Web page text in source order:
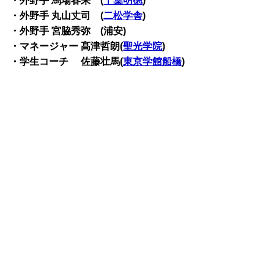
・外野手 丸山丈司 (二松学舎)
・外野手 宮脇秀弥 (浦安)
・マネージャー 髙津哲朗(聖光学院)
・学生コーチ 佐藤壮馬(東京学館船橋)